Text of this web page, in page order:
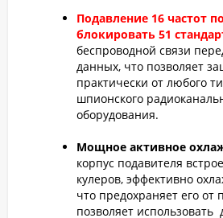
Подавление 16 частот
блокировать 51
беспроводной связи
данных, что позволяет
практически от любого
шпионского
оборудования.
Мощное активное
корпус подавителя
кулеров, эффективно
что предохраняет его от
позволяет использовать